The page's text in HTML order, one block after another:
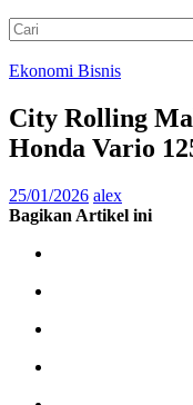
Ekonomi Bisnis
City Rolling
Honda Vario
25/01/2026 alex
Bagikan Artikel ini